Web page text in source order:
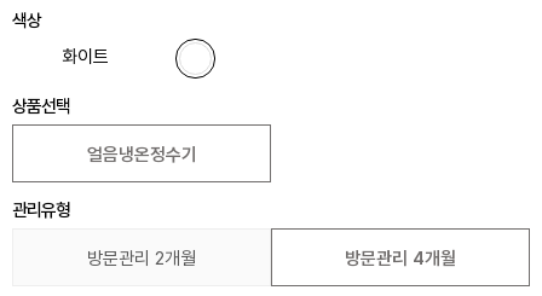
색상
화이트
상품선택
얼음냉온정수기
관리유형
방문관리 2개월 방문관리 4개월